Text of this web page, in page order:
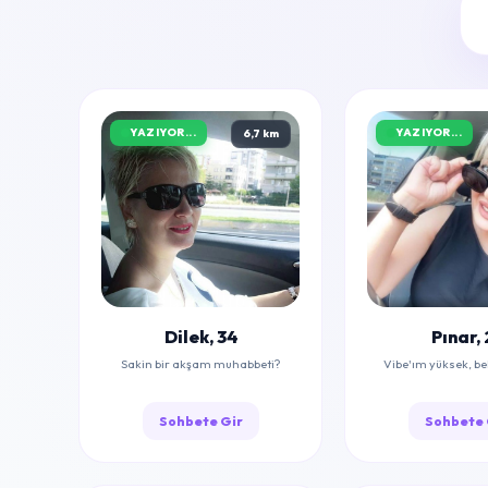
YAZIYOR... 6,7 km
Dilek, 34
Sakin bir akşam muhabbeti?
Sohbete Gir
YAZIYOR...
Pınar,
Vibe'ım yüksek,
Sohbete